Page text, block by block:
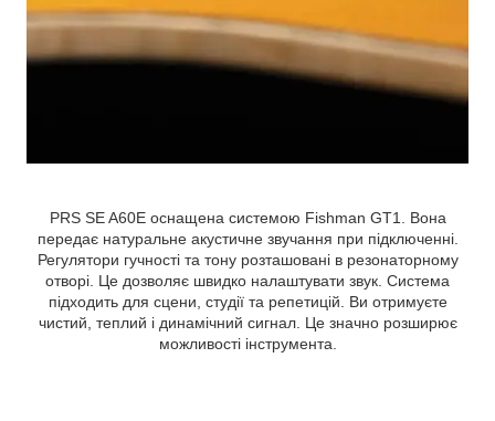
PRS SE A60E оснащена системою Fishman GT1. Вона
передає натуральне акустичне звучання при підключенні.
Регулятори гучності та тону розташовані в резонаторному
отворі. Це дозволяє швидко налаштувати звук. Система
підходить для сцени, студії та репетицій. Ви отримуєте
чистий, теплий і динамічний сигнал. Це значно розширює
можливості інструмента.